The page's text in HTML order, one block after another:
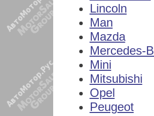
Lincoln
Man
Mazda
Mercedes-
Mini
Mitsubishi
Opel
Peugeot